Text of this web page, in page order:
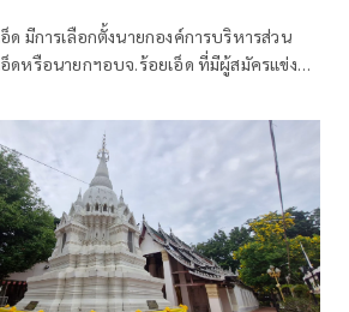
ลังพรรคเขียวหลีกทาง
ด มีการเลือกตั้งนายกองค์การบริหารส่วน
ดหรือนายกฯอบจ.ร้อยเอ็ด ที่มีผู้สมัครแข่งขัน